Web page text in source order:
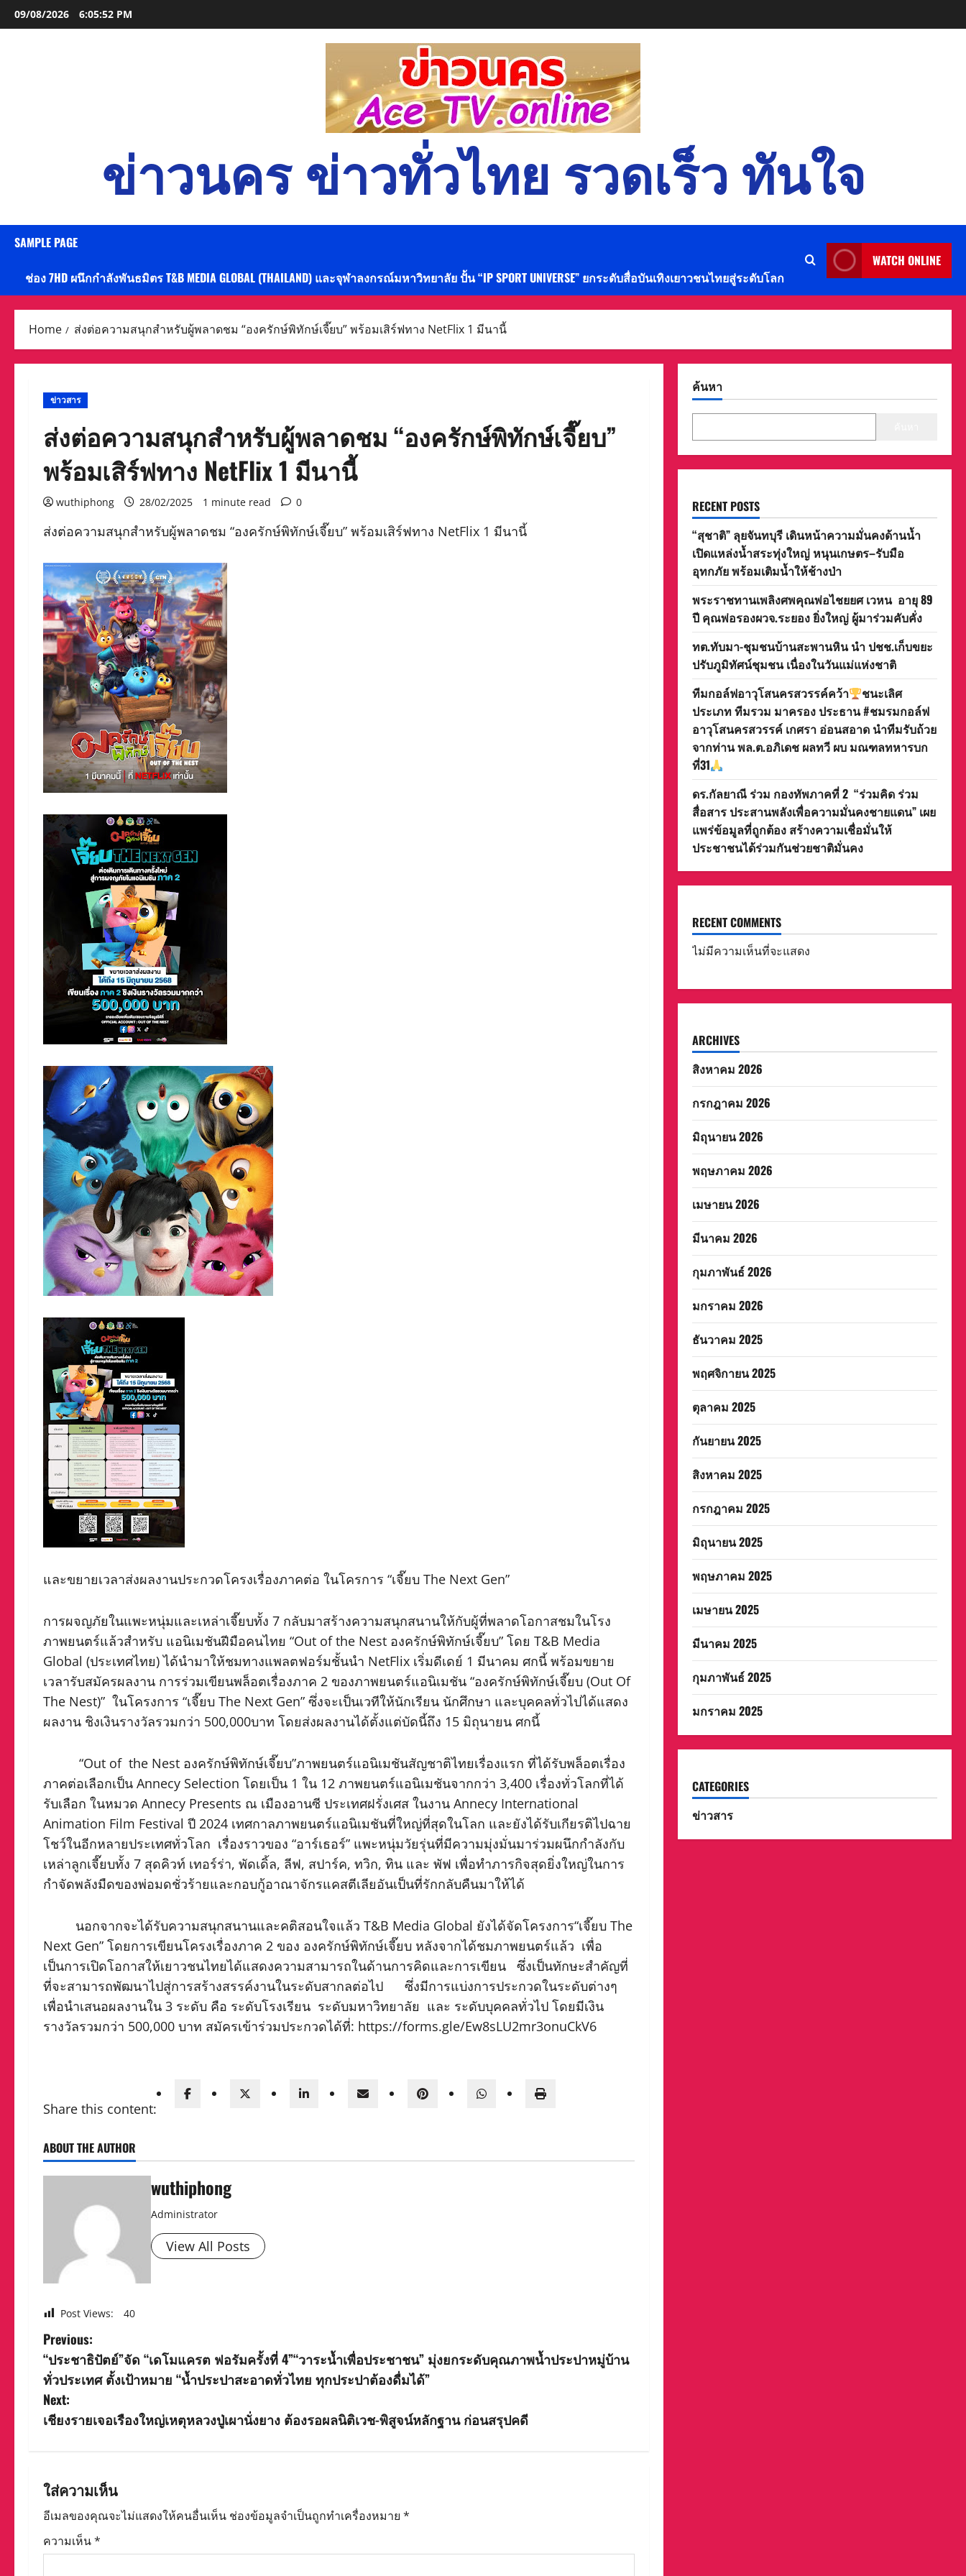
Skip
to
09/08/2026 6:05:53 PM
ข่าวนคร ข่าวทั่วไทย รวดเร็ว ทันใจ
SAMPLE PAGE
ช่อง 7HD ผนึกกำลังพันธมิตร T&B MEDIA GLOBAL (THAILAND) และจุฬาลงกรณ์มหาวิทยาลัย ปั้น “IP SPORT UNIVERSE” ยกระดับสื่อบันเทิงเยาวชนไทยสู่ระดับโลก
WATCH ONLINE
Home ส่งต่อความสนุกสำหรับผู้พลาดชม “องครักษ์พิทักษ์เจี๊ยบ” พร้อมเสิร์ฟทาง NetFlix 1 มีนานี้
ข่าวสาร
ส่งต่อความสนุกสำหรับผู้พลาดชม “องครักษ์พิทักษ์เจี๊ยบ”
พร้อมเสิร์ฟทาง NetFlix 1 มีนานี้
wuthiphong 28/02/2025 1 minute read 0
ส่งต่อความสนุกสำหรับผู้พลาดชม “องครักษ์พิทักษ์เจี๊ยบ” พร้อมเสิร์ฟทาง NetFlix 1 มีนานี้
และขยายเวลาส่งผลงานประกวดโครงเรื่องภาคต่อ ในโครการ “เจี๊ยบ The Next Gen”
​การผจญภัยในแพะหนุ่มและเหล่าเจี๊ยบทั้ง 7 กลับมาสร้างความสนุกสนานให้กับผู้ที่พลาดโอกาสชมในโรง
ภาพยนตร์แล้วสำหรับ แอนิเมชันฝีมือคนไทย “Out of the Nest องครักษ์พิทักษ์เจี๊ยบ” โดย T&B Media
Global (ประเทศไทย) ได้นำมาให้ชมทางแพลตฟอร์มชั้นนำ NetFlix เริ่มดีเดย์ 1 มีนาคม ศกนี้ พร้อมขยาย
เวลารับสมัครผลงาน การร่วมเขียนพล็อตเรื่องภาค 2 ของภาพยนตร์แอนิเมชัน “องครักษ์พิทักษ์เจี๊ยบ (Out Of
The Nest)” ในโครงการ “เจี๊ยบ The Next Gen” ซึ่งจะเป็นเวทีให้นักเรียน นักศึกษา และบุคคลทั่วไปได้แสดง
ผลงาน ชิงเงินรางวัลรวมกว่า 500,000บาท โดยส่งผลงานได้ตั้งแต่บัดนี้ถึง 15 มิถุนายน ศกนี้
“Out of the Nest องครักษ์พิทักษ์เจี๊ยบ”ภาพยนตร์แอนิเมชันสัญชาติไทยเรื่องแรก ที่ได้รับพล็อตเรื่อง
ภาคต่อเลือกเป็น Annecy Selection โดยเป็น 1 ใน 12 ภาพยนตร์แอนิเมชันจากกว่า 3,400 เรื่องทั่วโลกที่ได้
รับเลือก ในหมวด Annecy Presents ณ เมืองอานซี ประเทศฝรั่งเศส ในงาน Annecy International
Animation Film Festival ปี 2024 เทศกาลภาพยนตร์แอนิเมชันที่ใหญ่ที่สุดในโลก และยังได้รับเกียรติไปฉาย
โชว์ในอีกหลายประเทศทั่วโลก เรื่องราวของ “อาร์เธอร์” แพะหนุ่มวัยรุ่นที่มีความมุ่งมั่นมาร่วมผนึกกำลังกับ
เหล่าลูกเจี๊ยบทั้ง 7 สุดคิวท์ เทอร์ร่า, พัดเดิ้ล, ลีฟ, สปาร์ค, ทวิก, ทิน และ พัฟ เพื่อทำภารกิจสุดยิ่งใหญ่ในการ
กำจัดพลังมืดของพ่อมดชั่วร้ายและกอบกู้อาณาจักรแคสตีเลียอันเป็นที่รักกลับคืนมาให้ได้
นอกจากจะได้รับความสนุกสนานและคติสอนใจแล้ว T&B Media Global ยังได้จัดโครงการ“เจี๊ยบ The
Next Gen” โดยการเขียนโครงเรื่องภาค 2 ของ องครักษ์พิทักษ์เจี๊ยบ หลังจากได้ชมภาพยนตร์แล้ว เพื่อ
เป็นการเปิดโอกาสให้เยาวชนไทยได้แสดงความสามารถในด้านการคิดและการเขียน ซึ่งเป็นทักษะสำคัญที่
ที่จะสามารถพัฒนาไปสู่การสร้างสรรค์งานในระดับสากลต่อไป ซึ่งมีการแบ่งการประกวดในระดับต่างๆ
เพื่อนำเสนอผลงานใน 3 ระดับ คือ ระดับโรงเรียน ระดับมหาวิทยาลัย และ ระดับบุคคลทั่วไป โดยมีเงิน
รางวัลรวมกว่า 500,000 บาท สมัครเข้าร่วมประกวดได้ที่: https://forms.gle/Ew8sLU2mr3onuCkV6
Share this content:
ABOUT THE AUTHOR
wuthiphong
Administrator
View All Posts
Post Views: 40
P
o
s
t
a
v
i
Previous:
“ประชาธิปัตย์”จัด “เดโมแครต ฟอรัมครั้งที่ 4”“วาระน้ำเพื่อประชาชน” มุ่งยกระดับคุณภาพน้ำประปาหมู่บ้าน
ทั่วประเทศ ตั้งเป้าหมาย “น้ำประปาสะอาดทั่วไทย ทุกประปาต้องดื่มได้”
Next:
เชียงรายเจอเรืองใหญ่เหตุหลวงปู่เผานั่งยาง ต้องรอผลนิติเวช-พิสูจน์หลักฐาน ก่อนสรุปคดี
ใส่ความเห็น
อีเมลของคุณจะไม่แสดงให้คนอื่นเห็น ช่องข้อมูลจำเป็นถูกทำเครื่องหมาย *
ความเห็น*
ค้นหา
RECENT POSTS
“สุชาติ” ลุยจันทบุรี เดินหน้าความมั่นคงด้านน้ำ
เปิดแหล่งน้ำสระทุ่งใหญ่ หนุนเกษตร–รับมือ
อุทกภัย พร้อมเติมน้ำให้ช้างป่า
พระราชทานเพลิงศพคุณพ่อไชยยศ เวหน อายุ 89
ปี คุณพ่อรองผวจ.ระยอง ยิ่งใหญ่ ผู้มาร่วมคับคั่ง
ทต.ทับมา-ชุมชนบ้านสะพานหิน นำ ปชช.เก็บขยะ
ปรับภูมิทัศน์ชุมชน เนื่องในวันแม่แห่งชาติ
ทีมกอล์ฟอาวุโสนครสวรรค์คว้า
ชนะเลิศ
ประเภท ทีมรวม มาครอง ประธาน #ชมรมกอล์ฟ
อาวุโสนครสวรรค์ เกศรา อ่อนสอาด นำทีมรับถ้วย
จากท่าน พล.ต.อภิเดช ผลทวี ผบ มณฑลทหารบก
ที่31
ดร.กัลยาณี ร่วม กองทัพภาคที่ 2 “ร่วมคิด ร่วม
สื่อสาร ประสานพลังเพื่อความมั่นคงชายแดน” เผย
แพร่ข้อมูลที่ถูกต้อง สร้างความเชื่อมั่นให้
ประชาชนได้ร่วมกันช่วยชาติมั่นคง
RECENT COMMENTS
ไม่มีความเห็นที่จะแสดง
ARCHIVES
สิงหาคม 2026
กรกฎาคม 2026
มิถุนายน 2026
พฤษภาคม 2026
เมษายน 2026
มีนาคม 2026
กุมภาพันธ์ 2026
มกราคม 2026
ธันวาคม 2025
พฤศจิกายน 2025
ตุลาคม 2025
กันยายน 2025
สิงหาคม 2025
กรกฎาคม 2025
มิถุนายน 2025
พฤษภาคม 2025
เมษายน 2025
มีนาคม 2025
กุมภาพันธ์ 2025
มกราคม 2025
CATEGORIES
ข่าวสาร